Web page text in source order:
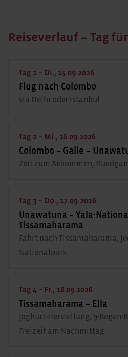
Reiseverlauf – Tag
Tag 1 – Di., 15.09.2026
Flug nach Colombo
via Delhi oder Istanbul
Tag 2 – Mi., 16.09.2026
Colombo – Galle –
Zeit zum Ankommen,
Tag 3 – Do., 17.09.2026
Unawatuna – Yala-
Tissamaharama
Fahrt nach Tissamaharama,
Nationalpark
Tag 4 – Fr., 18.09.2026
Tissamaharama – Ella
Joghurt-Herstellung, 9-Bogen-
Freizeit am Nachmittag